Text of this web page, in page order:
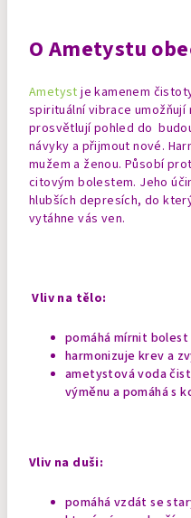
O Ametystu
Ametystje kamenem
spirituální vibrace umožňují
prosvětlují pohled do
návyky a přijmout nové.
mužem a ženou. Působí
citovým bolestem. Jeho
hlubších depresích, do
vytáhne vás ven.
Vliv na tělo:
pomáhá mírnit
harmonizuje krev a
ametystová voda
výměnu a pomáhá s
Vliv na duši:
pomáhá vzdát se